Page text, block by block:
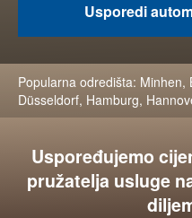
Usporedi
Popularna odredišta: Minhen,
Düsseldorf, Hamburg,
Uspoređujemo
pružatelja usluge